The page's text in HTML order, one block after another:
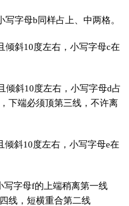
字母b同样占上、中两格。
倾斜10度左右，小写字母c在
倾斜10度左右，小写字母d占
下端必须顶第三线，不许离
倾斜10度左右，小写字母e在
写字母f的上端稍离第一线
线，短横重合第二线